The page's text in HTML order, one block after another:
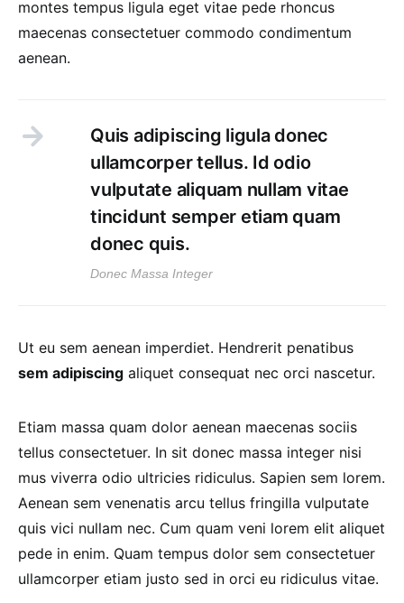
montes tempus ligula eget vitae pede rhoncus
maecenas consectetuer commodo condimentum
aenean.
Quis adipiscing ligula donec
ullamcorper tellus. Id odio
vulputate aliquam nullam vitae
tincidunt semper etiam quam
donec quis.
Donec Massa Integer
Ut eu sem aenean imperdiet. Hendrerit penatibus
sem adipiscing aliquet consequat nec orci nascetur.
Etiam massa quam dolor aenean maecenas sociis
tellus consectetuer. In sit donec massa integer nisi
mus viverra odio ultricies ridiculus. Sapien sem lorem.
Aenean sem venenatis arcu tellus fringilla vulputate
quis vici nullam nec. Cum quam veni lorem elit aliquet
pede in enim. Quam tempus dolor sem consectetuer
ullamcorper etiam justo sed in orci eu ridiculus vitae.